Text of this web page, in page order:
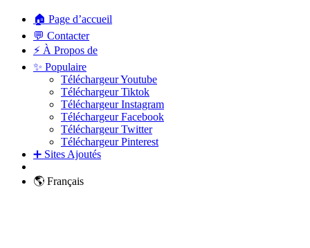
🏠 Page d’accueil
💬 Contacter
⚡ À Propos de
✨ Populaire
Téléchargeur Youtube
Téléchargeur Tiktok
Téléchargeur Instagram
Téléchargeur Facebook
Téléchargeur Twitter
Téléchargeur Pinterest
➕ Sites Ajoutés
🌎 Français